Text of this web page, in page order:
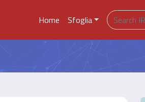
Home Sfoglia